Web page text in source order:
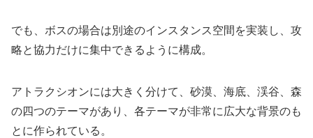
でも、ボスの場合は別途のインスタンス空間を実装し、攻
略と協力だけに集中できるように構成。
アトラクシオンには大きく分けて、砂漠、海底、渓谷、森
の四つのテーマがあり、各テーマが非常に広大な背景のも
とに作られている。